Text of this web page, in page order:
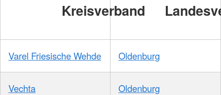
Kreisverband
Varel Friesische Wehde Oldenburg
Vechta Oldenburg